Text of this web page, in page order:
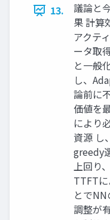
13.
議論と
果 計算
アクテ
ータ取
と一般
し、
論前に
価値を
により
資源 し
greedy
上回り
TTFT
とで
調整が